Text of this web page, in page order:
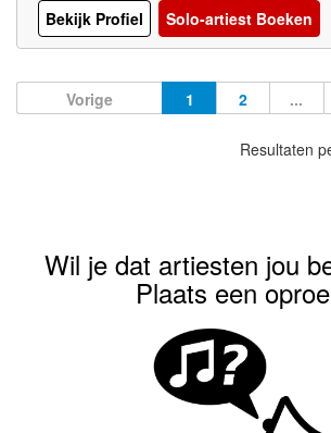
Bekijk Profiel
Solo-artiest Boeken
Vorige 1 2 ...
Resultaten
Wil je dat artiesten jou
Plaats een